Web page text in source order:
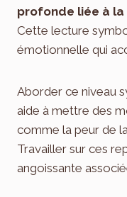
profonde liée à
Cette lecture
émotionnelle qui
Aborder ce niveau
aide à mettre des
comme la peur de
Travailler sur ces
angoissante